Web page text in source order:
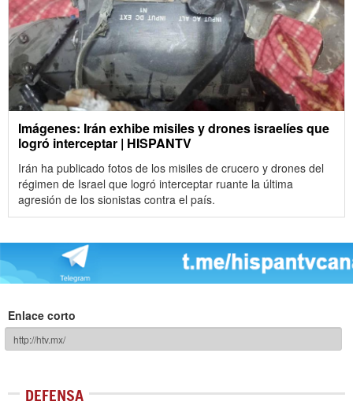
Imágenes: Irán exhibe misiles y drones israelíes que
logró interceptar | HISPANTV
Irán ha publicado fotos de los misiles de crucero y drones del
régimen de Israel que logró interceptar ruante la última
agresión de los sionistas contra el país.
Enlace corto
DEFENSA